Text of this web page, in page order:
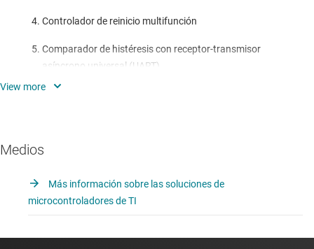
Controlador de reinicio multifunción
Comparador de histéresis con receptor-transmisor
asíncrono universal (UART)
Activación del convertidor analógico a digital (ADC) y
Fuente de reloj programable
Medios
Más información sobre las soluciones de
microcontroladores de TI